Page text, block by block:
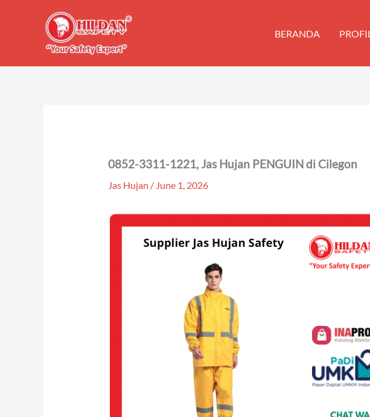
BERANDA PROFIL
0852-3311-1221, Jas Hujan PENGUIN di Cilegon
Jas Hujan / June 1, 2026